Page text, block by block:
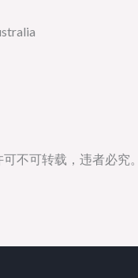
不可转载，违者必究。